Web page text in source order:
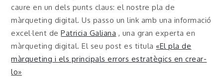
caure en un dels punts claus: el nostre pla de
màrqueting digital. Us passo un link amb una informació
excel·lent dePatricia Galiana , una gran experta en
màrqueting digital. El seu post es titula «El pla de
màrqueting i els principals errors estratègics en crear-
lo»